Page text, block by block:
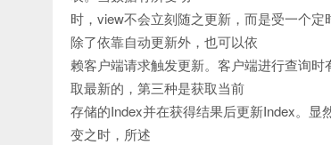
时，view不会立刻随之更新，而是受一个
除了依靠自动更新外，也可以依
赖客户端请求触发更新。客户端进行查询
取最新的，第三种是获取当前
存储的Index并在获得结果后更新Index。
变之时，所述